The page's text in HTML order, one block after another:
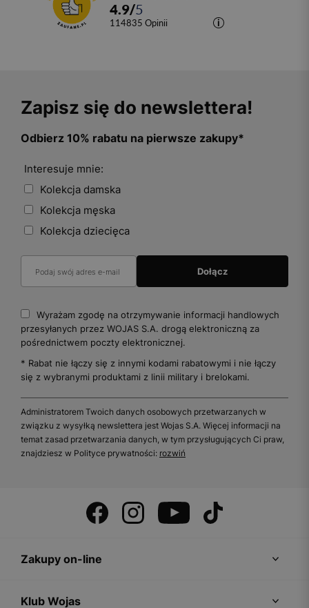
4.9/5
114835 opinii
Zapisz się do newslettera!
Odbierz 10% rabatu na pierwsze zakupy*
Interesuje mnie:
Kolekcja damska
Kolekcja męska
Kolekcja dziecięca
Wyrażam zgodę na otrzymywanie informacji handlowych
przesyłanych przez WOJAS S.A. drogą elektroniczną za
pośrednictwem poczty elektronicznej.
* Rabat nie łączy się z innymi kodami rabatowymi i nie łączy
się z wybranymi produktami z linii military i brelokami.
Administratorem Twoich danych osobowych przetwarzanych w
związku z wysyłką newslettera jest Wojas S.A. Więcej informacji na
temat zasad przetwarzania danych, w tym przysługujących Ci praw,
znajdziesz w Polityce prywatności: rozwiń
Zakupy on-line
Klub Wojas